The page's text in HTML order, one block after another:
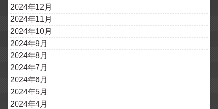
2024年12月
2024年11月
2024年10月
2024年9月
2024年8月
2024年7月
2024年6月
2024年5月
2024年4月